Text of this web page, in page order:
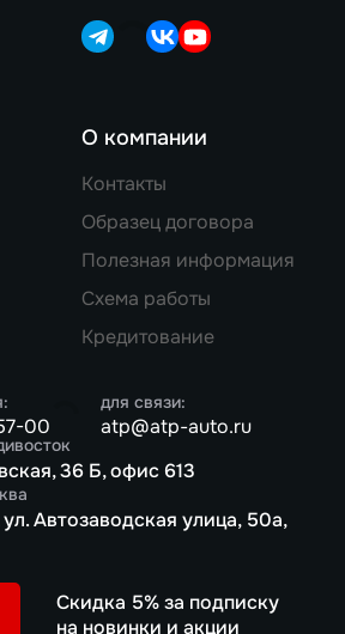
О компании
Контакты
Образец договора
Полезная информация
Схема работы
Кредитование
00
для связи:
atp@atp-auto.ru
36 Б, офис 613
Автозаводская улица, 50а,
Скидка 5% за подписку
на новинки и акции